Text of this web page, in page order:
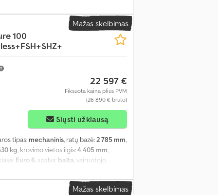
programa (ESP), kruizo kontrolė,
statymo jutikliai, stumdomos durys,
Mažas skelbimas
100
22 597 €
Fiksuota kaina plius PVM
(26 890 € bruto)
Siųsti užklausą
tipas: mechaninis, ratų bazė: 2 785 mm,
kg , krovimo vietos ilgis:4 405 mm
Euro 6 , spalva: balta , vairuotojo
programa (ESP), imobilaizerio
priešrūkiniai žibintai, statymo
Mažas skelbimas